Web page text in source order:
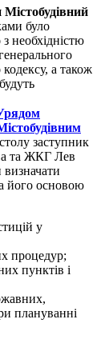
було
необхідністю
а також
заступник
та ЖКГ Лев
його основою
у
процедур;
пунктів і
плануванні